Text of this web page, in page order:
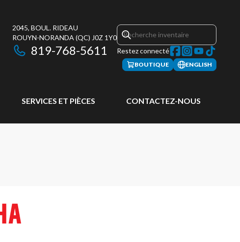
2045, BOUL. RIDEAU
ROUYN-NORANDA (QC) J0Z 1Y0
819-768-5611 Restez connecté
BOUTIQUE ENGLISH
SERVICES ET PIÈCES CONTACTEZ-NOUS